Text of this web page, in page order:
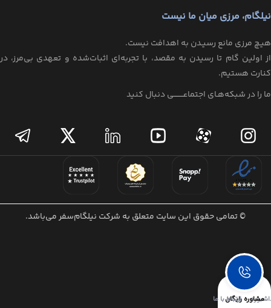
نیلگام، مرزی میان ما نیست
هیـچ مرزی مانع رسیـدن به اهدافت نیست.
از اولین گام تا رسیدن به مقصد، با تجربه‌ای اثبات‌شده و تعهدی بی‌مرز، در
کنارت هستیم.
ما را در شبکه‌هـای اجتماعــــــــی دنبال کنید
© تمامی حقوق این سایت متعلق به شرکت نیلگام‌سفر می‌باشد.
مشاوره رایگان
ارتباط با ما